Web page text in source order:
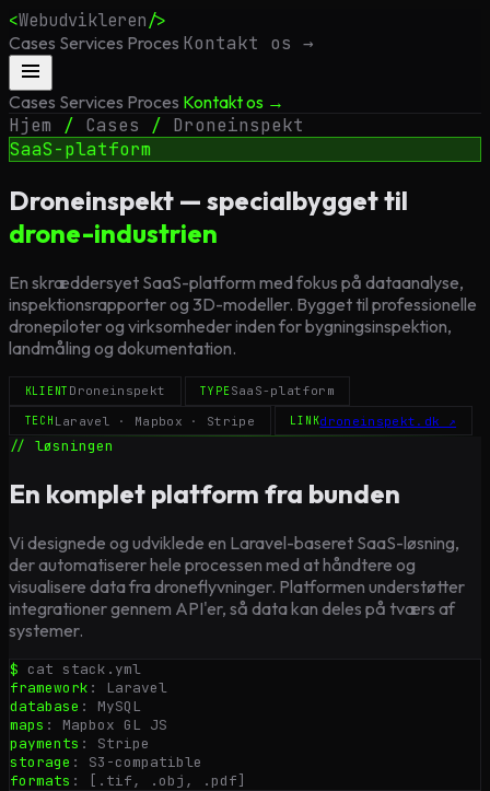
<Webudvikleren/>
Cases Services Proces Kontakt os →
Cases Services Proces Kontakt os →
Hjem / Cases / Droneinspekt
SaaS-platform
Droneinspekt — specialbygget til
drone-industrien
En skræddersyet SaaS-platform med fokus på dataanalyse,
inspektionsrapporter og 3D-modeller. Bygget til professionelle
dronepiloter og virksomheder inden for bygningsinspektion,
landmåling og dokumentation.
KLIENT Droneinspekt TYPE SaaS-platform
TECH Laravel · Mapbox · Stripe LINKdroneinspekt.dk ↗
// løsningen
En komplet platform fra bunden
Vi designede og udviklede en Laravel-baseret SaaS-løsning,
der automatiserer hele processen med at håndtere og
visualisere data fra droneflyvninger. Platformen understøtter
integrationer gennem API'er, så data kan deles på tværs af
systemer.
$ cat stack.yml
framework :
Laravel
database : MySQL
maps : Mapbox GL JS
payments : Stripe
storage : S3-compatible
formats : [.tif, .obj, .pdf]